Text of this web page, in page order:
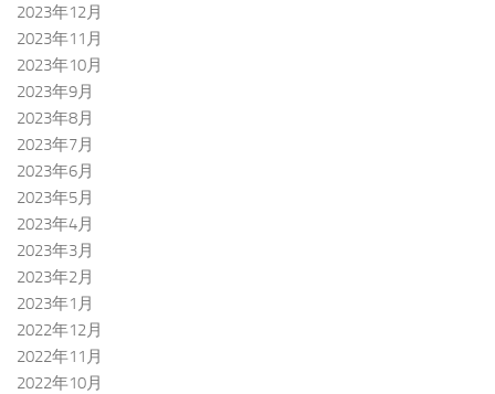
2023年12月
2023年11月
2023年10月
2023年9月
2023年8月
2023年7月
2023年6月
2023年5月
2023年4月
2023年3月
2023年2月
2023年1月
2022年12月
2022年11月
2022年10月